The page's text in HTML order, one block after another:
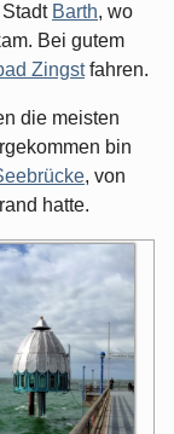
Barth, wo
Bei gutem
Zingstfahren.
die meisten
bin
, von
hatte.